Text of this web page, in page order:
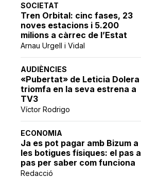
SOCIETAT
Tren Orbital: cinc fases, 23
noves estacions i 5.200
milions a càrrec de l’Estat
Arnau Urgell i Vidal
AUDIÈNCIES
«Pubertat» de Leticia Dolera
triomfa en la seva estrena a
TV3
Víctor Rodrigo
ECONOMIA
Ja es pot pagar amb Bizum a
les botigues físiques: el pas a
pas per saber com funciona
Redacció